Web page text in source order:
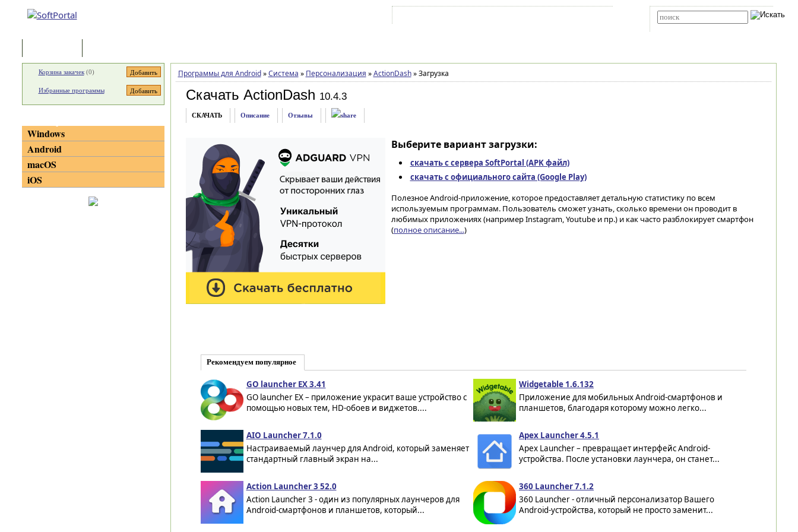
Программы для Android » Система » Персонализация » ActionDash »Загрузка
Скачать ActionDash 10.4.3
СКАЧАТЬ Описание Отзывы
Выберите вариант загрузки:
скачать с сервера SoftPortal (APK файл)
скачать с официального сайта (Google Play)
Полезное Android-приложение, которое предоставляет детальную статистику по всем
используемым программам. Пользователь сможет узнать, сколько времени он проводит в
любимых приложениях (например Instagram, Youtube и пр.) и как часто разблокирует смартфон
(полное описание...)
Рекомендуем популярное
GO launcher EX 3.41
GO launcher EX – приложение украсит ваше устройство с
помощью новых тем, HD-обоев и виджетов....
Widgetable 1.6.132
Приложение для мобильных Android-смартфонов и
планшетов, благодаря которому можно легко...
AIO Launcher 7.1.0
Настраиваемый лаунчер для Android, который заменяет
стандартный главный экран на...
Apex Launcher 4.5.1
Apex Launcher – превращает интерфейс Android-
устройства. После установки лаунчера, он станет...
Action Launcher 3 52.0
Action Launcher 3 - один из популярных лаунчеров для
Android-смартфонов и планшетов, который...
360 Launcher 7.1.2
360 Launcher - отличный персонализатор Вашего
Android-устройства, который не просто заменит...
Корзина закачек(0)
Избранные программы
Windows
Android
macOS
iOS